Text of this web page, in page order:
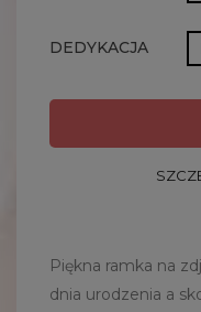
DEDYKACJA
Piękna ramka na
dnia urodzenia a